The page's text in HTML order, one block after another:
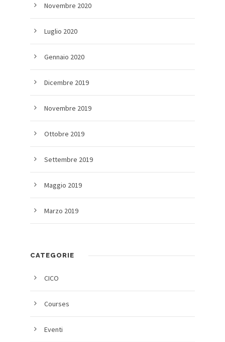
Novembre 2020
Luglio 2020
Gennaio 2020
Dicembre 2019
Novembre 2019
Ottobre 2019
Settembre 2019
Maggio 2019
Marzo 2019
CATEGORIE
CICO
Courses
Eventi